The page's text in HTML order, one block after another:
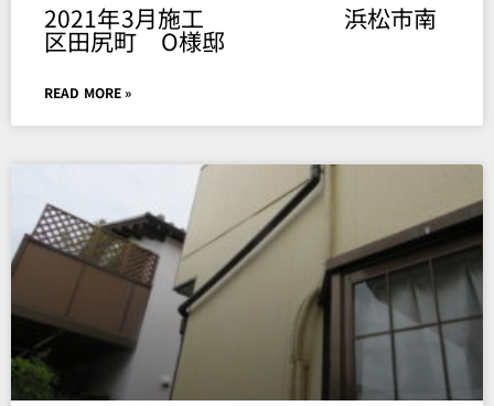
2021年3月施工 浜松市南
区田尻町 O様邸
READ MORE »